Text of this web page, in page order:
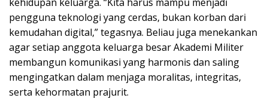
pengguna teknologi yang cerdas, bukan korban dari
kemudahan digital,” tegasnya. Beliau juga menekankan
agar setiap anggota keluarga besar Akademi Militer
membangun komunikasi yang harmonis dan saling
mengingatkan dalam menjaga moralitas, integritas,
serta kehormatan prajurit.